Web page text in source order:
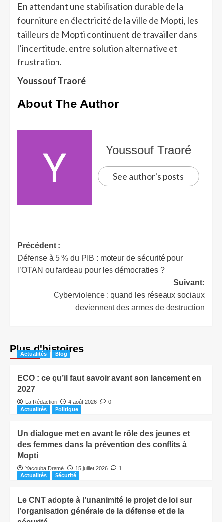
En attendant une stabilisation durable de la
fourniture en électricité de la ville de Mopti, les
tailleurs de Mopti continuent de travailler dans
l’incertitude, entre solution alternative et
frustration.
Youssouf Traoré
About The Author
Youssouf Traoré
See author's posts
Précédent :
Défense à 5 % du PIB : moteur de sécurité pour
l’OTAN ou fardeau pour les démocraties ?
Suivant:
Cyberviolence : quand les réseaux sociaux
deviennent des armes de destruction
Plus d'histoires
Actualités Blog
ECO : ce qu’il faut savoir avant son lancement en
2027
La Rédaction 4 août 2026
0
Actualités
Politique
Un dialogue met en avant le rôle des jeunes et
des femmes dans la prévention des conflits à
Mopti
Yacouba Dramé 15 juillet 2026
1
Actualités
Sécurité
Le CNT adopte à l’unanimité le projet de loi sur
l’organisation générale de la défense et de la